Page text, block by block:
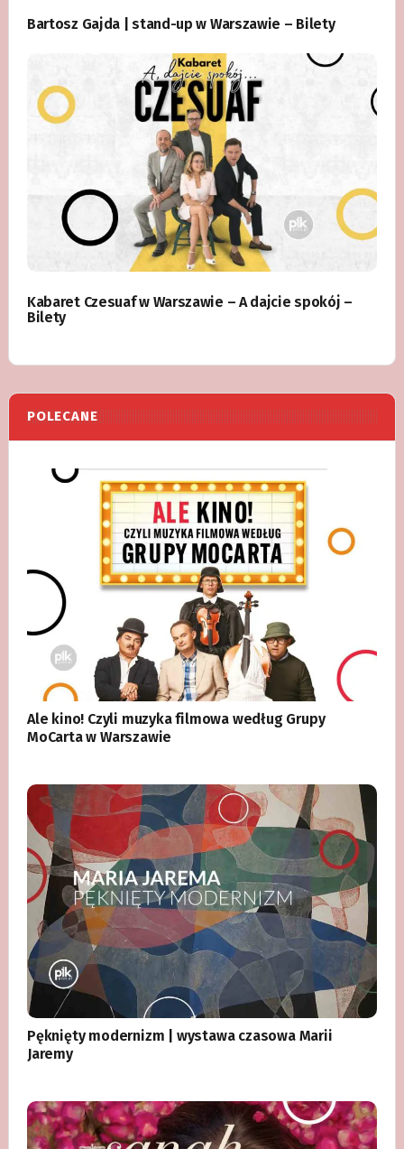
Bartosz Gajda | stand-up w Warszawie – Bilety
Kabaret Czesuaf w Warszawie – A dajcie spokój –
Bilety
POLECANE
Ale kino! Czyli muzyka filmowa według Grupy
MoCarta w Warszawie
Pęknięty modernizm | wystawa czasowa Marii
Jaremy